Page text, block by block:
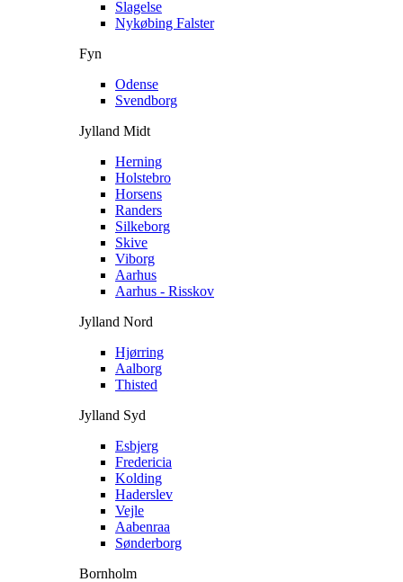
Slagelse
Nykøbing Falster
Fyn
Odense
Svendborg
Jylland Midt
Herning
Holstebro
Horsens
Randers
Silkeborg
Skive
Viborg
Aarhus
Aarhus - Risskov
Jylland Nord
Hjørring
Aalborg
Thisted
Jylland Syd
Esbjerg
Fredericia
Kolding
Haderslev
Vejle
Aabenraa
Sønderborg
Bornholm